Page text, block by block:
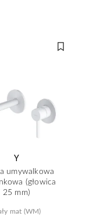
Y
umywalkowa
(głowica
25 mm)
mat (WM)